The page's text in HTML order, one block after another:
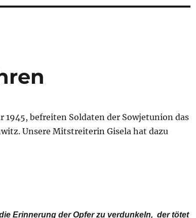
1945, befreiten Soldaten der Sowjetunion das
Unsere Mitstreiterin Gisela hat dazu
Erinnerung der Opfer zu verdunkeln, der tötet